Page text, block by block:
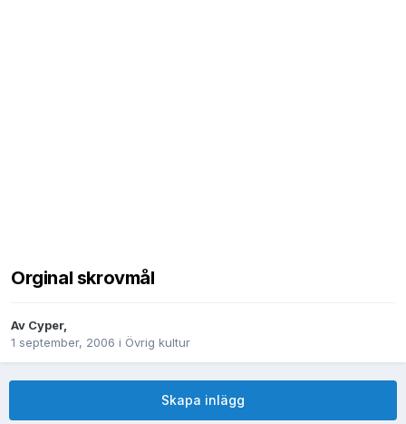
Orginal skrovmål
Av Cyper,
1 september, 2006 i Övrig kultur
Skapa inlägg